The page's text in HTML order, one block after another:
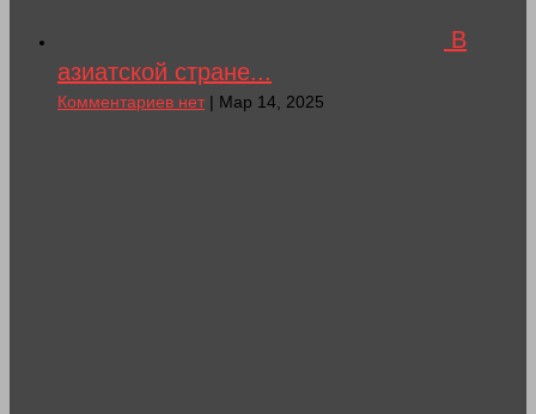
В
азиатской стране...
Комментариев нет| Мар 14, 2025